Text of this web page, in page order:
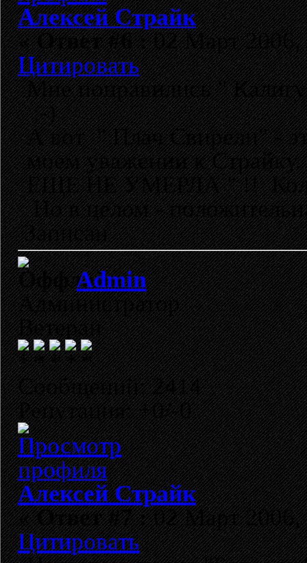
Алексей Страйк
«Ответ #6 :02 Март 2006,
Цитировать
Мне понравились "
:-)
А вот " Плач Свирели" -
моем уважении к
ЕЩЕ НЕ УМЕРЛА " !!
Но в целом -
Записан
Admin
Администратор
Ветеран
Сообщений: 2414
Репутация: +0/-0
Алексей Страйк
«Ответ #7 :02 Март 2006,
Цитировать